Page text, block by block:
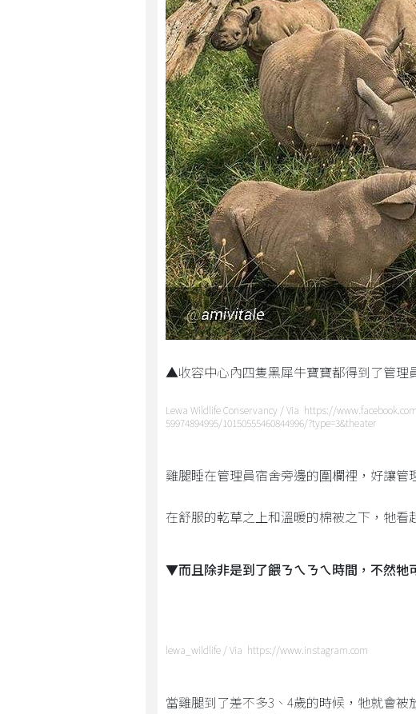
▲收容中心內四隻黑犀牛寶寶都得到了管理
Lewa Wildlife Conservancy / Via https://
59974894995/10150555460844996/?type=3&theater
雞腿睡在管理員宿舍旁邊的圍欄裡，好讓管
在舒服的乾草之上和溫暖的棉被之下，牠看
▼而且除非是到了餵ㄋㄟㄋㄟ時間，不然牠
lewa_wildlife / Via https://www.instagram.com
當雞腿到了差不多3、4歲的時候，牠就會